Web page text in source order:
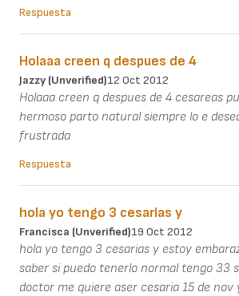
Respuesta
Holaaa creen q despues de 4
Jazzy (unverified)12 Oct 2012
Holaaa creen q despues de 4 cesareas
hermoso parto natural siempre lo e
frustrada
Respuesta
hola yo tengo 3 cesarias y
Francisca (unverified)19 Oct 2012
hola yo tengo 3 cesarias y estoy
saber si puedo tenerlo normal tengo 33
doctor me quiere aser cesaria 15 de nov